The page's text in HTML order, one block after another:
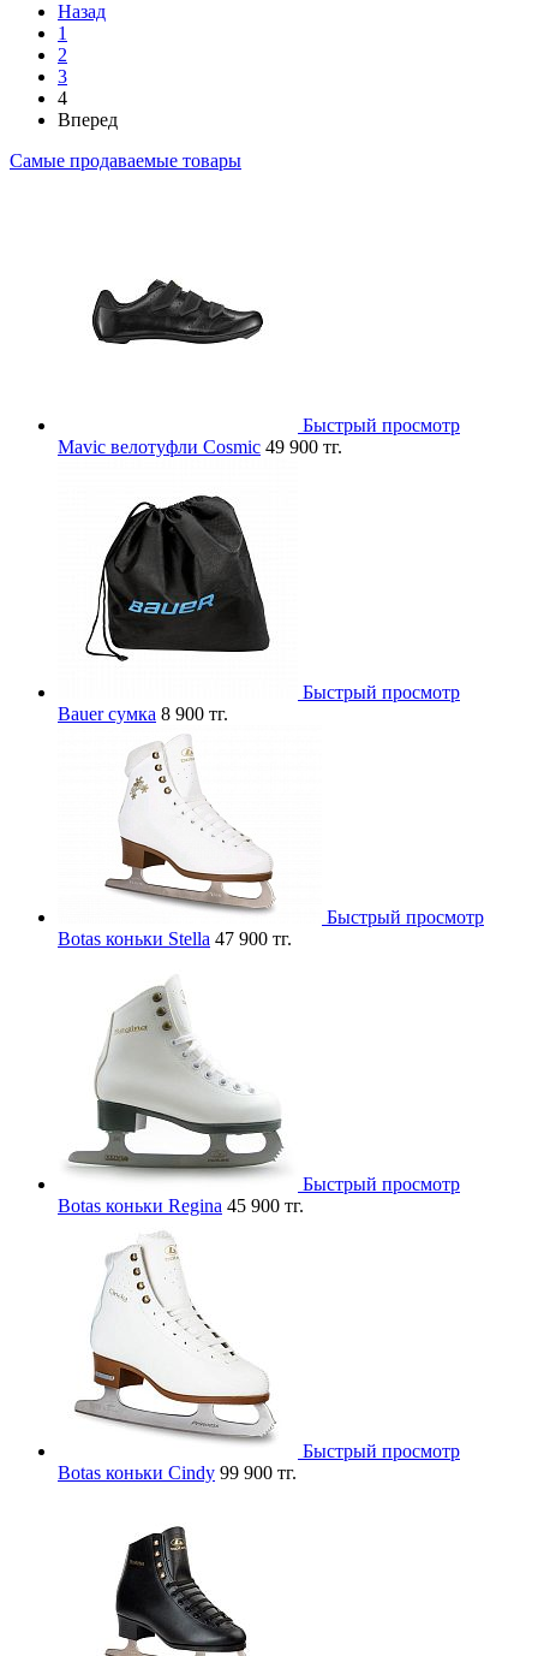
Назад
1
2
3
4
Вперед
Самые продаваемые товары
Быстрый просмотр
Mavic велотуфли Cosmic 49 900 тг.
Быстрый просмотр
Bauer сумка 8 900 тг.
Быстрый просмотр
Botas коньки Stella 47 900 тг.
Быстрый просмотр
Botas коньки Regina 45 900 тг.
Быстрый просмотр
Botas коньки Cindy 99 900 тг.